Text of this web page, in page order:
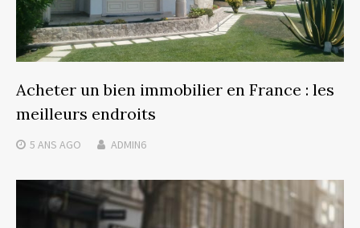
Acheter un bien immobilier en France : les
meilleurs endroits
5 ANS AGO ADMIN6